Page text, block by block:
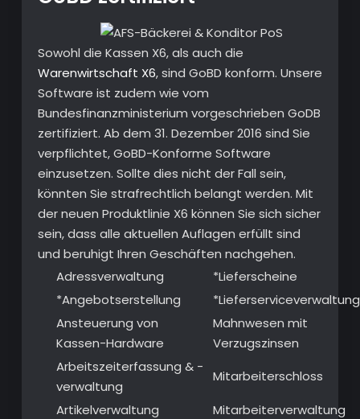
Sowohl die Kassen X6, als auch die
Warenwirtschaft X6, sind GoBD konform. Unsere
Software ist zudem wie vom
Bundesfinanzministerium vorgeschrieben GoDB
zertifiziert. Ab dem 31. Dezember 2016 sind Sie
verpflichtet, GoBD-Konforme Software
einzusetzen. Sollte dies nicht der Fall sein,
könnten Sie strafrechtlich belangt werden. Mit
der neuen Produktlinie X6 können Sie sich sicher
sein, dass alle aktuellen Auflagen erfüllt sind
und beruhigt Ihren Geschäften nachgehen.
Adressverwaltung
*Lieferscheine
*Angebotserstellung
*Lieferserviceverwaltung
Ansteuerung von
Kassen-Hardware
Mahnwesen mit
Verzugszinsen
Arbeitszeiterfassung & -
verwaltung
Mitarbeiterschloss
Artikelverwaltung
Mitarbeiterverwaltung